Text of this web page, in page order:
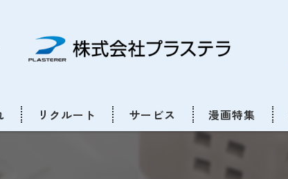
リクルート サービス 漫画特集